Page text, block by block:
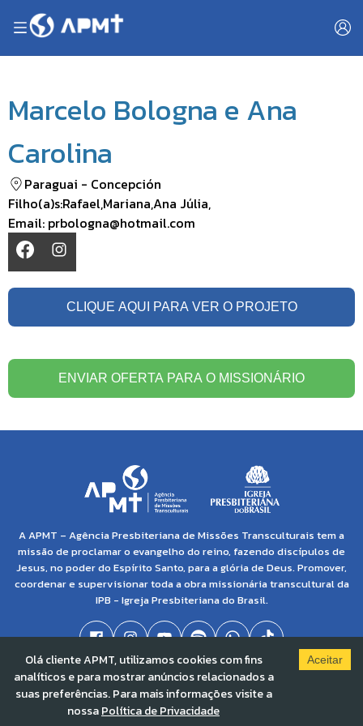
Marcelo Bologna e Ana
Carolina
Paraguai - Concepción
Filho(a)s:Rafael,Mariana,Ana Júlia,
Email: prbologna@hotmail.com
CLIQUE AQUI PARA VER O PROJETO
ENVIAR OFERTA PARA O MISSIONÁRIO
A APMT – Agência Presbiteriana de Missões Transculturais tem a
missão de proclamar o evangelho do reino, fazendo discípulos de
Jesus, no poder do Espírito Santo, para a glória de Deus. Promover,
coordenar e supervisionar toda a obra missionária transcultural da
IPB - Igreja Presbiteriana do Brasil.
© 2021 APMT - Agência Presbiteriana de Missões Transculturais | CNPJ: 04.138.895/0001-
86 | Solved By Pippa
Olá cliente APMT, utilizamos cookies com fins
analíticos e para mostrar anúncios relacionados a
suas preferências. Para mais informações visite a
nossaPolítica de Privacidade
Aceitar